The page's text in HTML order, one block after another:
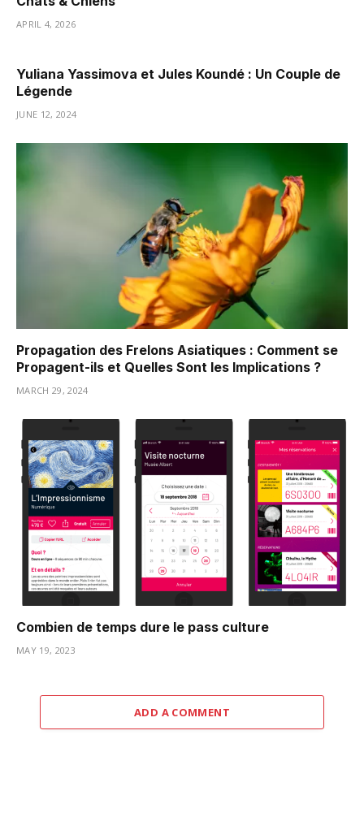
APRIL 4, 2026
Yuliana Yassimova et Jules Koundé : Un Couple de
Légende
JUNE 12, 2024
Propagation des Frelons Asiatiques : Comment se
Propagent-ils et Quelles Sont les Implications ?
MARCH 29, 2024
Combien de temps dure le pass culture
MAY 19, 2023
ADD A COMMENT